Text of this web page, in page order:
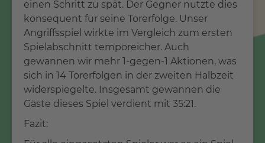
einen Schritt zu spät. Der Gegner nutzte dies
konsequent für seine Torerfolge. Unser
Angriffsspiel wirkte im Vergleich zum ersten
Spielabschnitt temporeicher. Auch
gewannen wir mehr 1-gegen-1 Aktionen, was
sich in 14 Torerfolgen in der zweiten Halbzeit
widerspiegelte. Insgesamt gewannen die
Gäste dieses Spiel verdient mit 35:21.
Fazit: